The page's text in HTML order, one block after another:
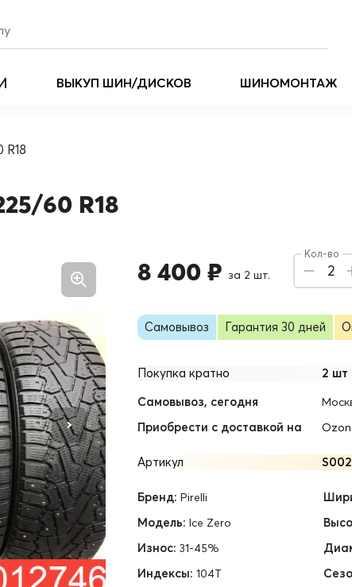
ВЫКУП ШИН/ДИСКОВ ШИНОМОНТАЖ
R18
60 R18
8 400 ₽ за 2 шт.
Кол-во
2
Самовывоз Гарантия 30 дней
Покупка кратно
2 шт
Самовывоз, сегодня
Приобрести с доставкой на Ozon
Артикул
Бренд: Pirelli
Модель: Ice Zero
Износ: 31-45%
Индексы: 104T